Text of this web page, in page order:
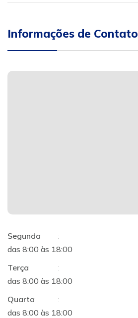
Informações de Contato
Segunda
:
das 8:00 às 18:00
Terça
:
das 8:00 às 18:00
Quarta
:
das 8:00 às 18:00